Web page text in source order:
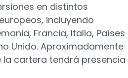
en distintos
incluyendo
Francia, Italia, Países
Unido. Aproximadamente
la cartera tendrá presencia